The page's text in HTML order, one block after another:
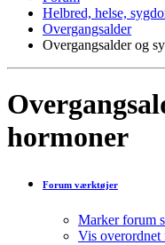
Helbred, helse,
Overgangsalder
Overgangsalder og
hormoner
Forum værktøjer
Marker forum
Vis overordnet